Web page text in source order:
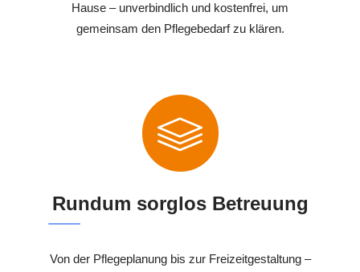
Hause – unverbindlich und kostenfrei, um
gemeinsam den Pflegebedarf zu klären.
Rundum sorglos Betreuung
Von der Pflegeplanung bis zur Freizeitgestaltung –